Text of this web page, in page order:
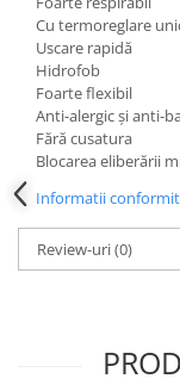
Cu termoreglare
Uscare rapidă
Hidrofob
Foarte flexibil
Anti-alergic și anti-
Fără cusatura
Blocarea eliberării
Informatii
Review-uri(0)